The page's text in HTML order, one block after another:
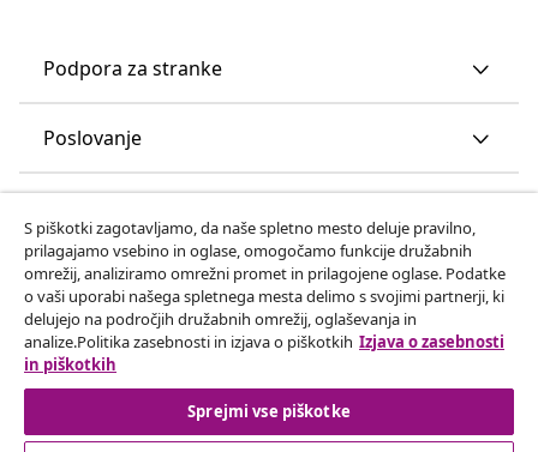
Podpora za stranke
Poslovanje
Odkrijte več
S piškotki zagotavljamo, da naše spletno mesto deluje pravilno,
prilagajamo vsebino in oglase, omogočamo funkcije družabnih
omrežij, analiziramo omrežni promet in prilagojene oglase. Podatke
o vaši uporabi našega spletnega mesta delimo s svojimi partnerji, ki
delujejo na področjih družabnih omrežij, oglaševanja in
analize.Politika zasebnosti in izjava o piškotkih Izjava o zasebnosti
in piškotkih
Sprejmi vse piškotke